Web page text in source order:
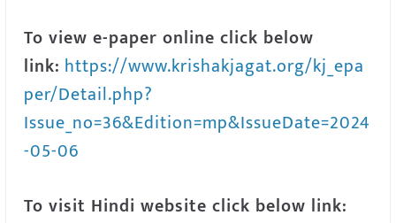
To view e-paper online click below
link: https://www.krishakjagat.org/kj_epa
per/Detail.php?
Issue_no=36&Edition=mp&IssueDate=2024
-05-06
To visit Hindi website click below link: